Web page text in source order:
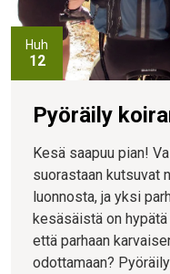
Huh
12
Pyöräily
Kesä saapuu pian!
suorastaan kutsuvat
luonnosta, ja yksi
kesäsäistä on
että parhaan
odottamaan?